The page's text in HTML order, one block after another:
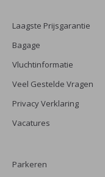
Laagste Prijsgarantie
Bagage
Vluchtinformatie
Veel Gestelde Vragen
Privacy Verklaring
Vacatures
Parkeren